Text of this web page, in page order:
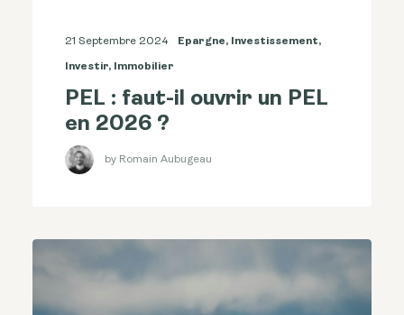
21 Septembre 2024 Epargne, Investissement,
Investir, Immobilier
PEL : faut-il ouvrir un PEL
en 2026 ?
by Romain Aubugeau